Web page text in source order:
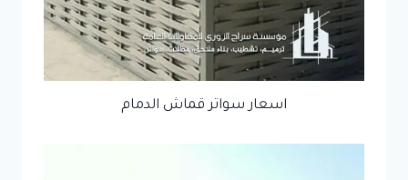
اسعار سواتر قماش الدمام